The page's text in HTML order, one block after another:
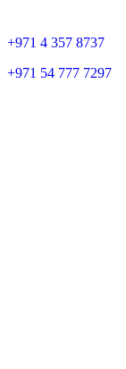
+971 4 357 8737
+971 54 777 7297